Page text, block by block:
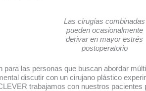
Las cirugías combinadas
pueden ocasionalmente
derivar en mayor estrés
postoperatorio
las personas que buscan abordar
discutir con un cirujano plástico
trabajamos con nuestros